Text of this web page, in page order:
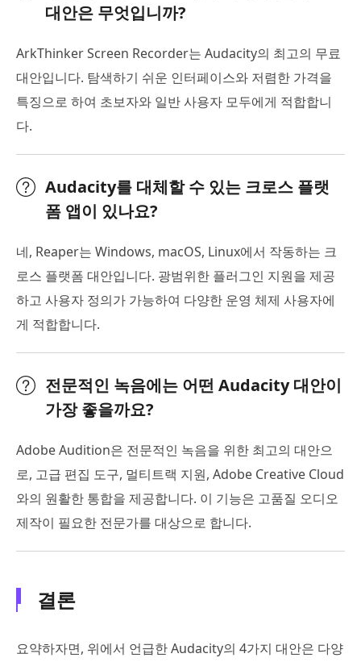
대안은 무엇입니까?
ArkThinker Screen Recorder는 Audacity의 최고의 무료
대안입니다. 탐색하기 쉬운 인터페이스와 저렴한 가격을
특징으로 하여 초보자와 일반 사용자 모두에게 적합합니
다.
Audacity를 대체할 수 있는 크로스 플랫
폼 앱이 있나요?
네, Reaper는 Windows, macOS, Linux에서 작동하는 크
로스 플랫폼 대안입니다. 광범위한 플러그인 지원을 제공
하고 사용자 정의가 가능하여 다양한 운영 체제 사용자에
게 적합합니다.
전문적인 녹음에는 어떤 Audacity 대안이
가장 좋을까요?
Adobe Audition은 전문적인 녹음을 위한 최고의 대안으
로, 고급 편집 도구, 멀티트랙 지원, Adobe Creative Cloud
와의 원활한 통합을 제공합니다. 이 기능은 고품질 오디오
제작이 필요한 전문가를 대상으로 합니다.
결론
요약하자면, 위에서 언급한 Audacity의 4가지 대안은 다양